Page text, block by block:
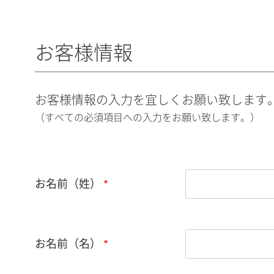
お客様情報
お客様情報の入力を宜しくお願い致します
（すべての必須項目への入力をお願い致します。）
お名前（姓）
お名前（名）